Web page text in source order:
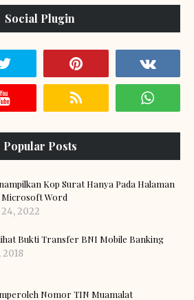
Social Plugin
Popular Posts
Kop Surat Hanya Pada Halaman
Word
2022
Bukti Transfer BNI Mobile Banking
Nomor TIN Muamalat